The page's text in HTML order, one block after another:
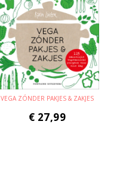
VEGA ZÓNDER PAKJES & ZAKJES
€ 27,99